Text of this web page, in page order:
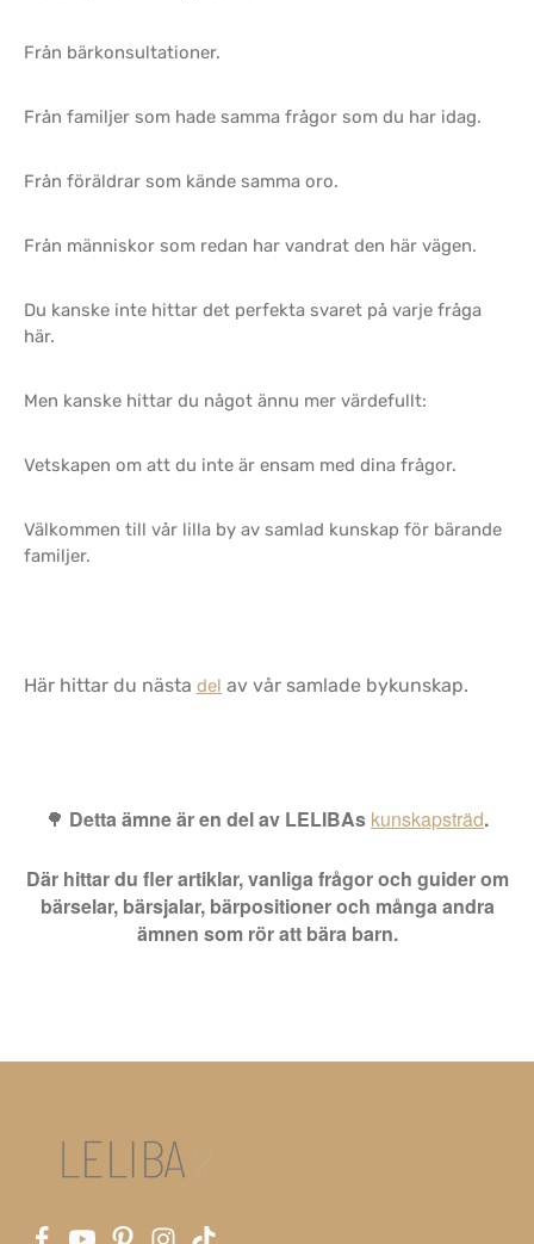
Från bärkonsultationer.
Från familjer som hade samma frågor som du har idag.
Från föräldrar som kände samma oro.
Från människor som redan har vandrat den här vägen.
Du kanske inte hittar det perfekta svaret på varje fråga
här.
Men kanske hittar du något ännu mer värdefullt:
Vetskapen om att du inte är ensam med dina frågor.
Välkommen till vår lilla by av samlad kunskap för bärande
familjer.
Här hittar du nästa del av vår samlade bykunskap.
🌳 Detta ämne är en del av LELIBAs kunskapsträd.
Där hittar du fler artiklar, vanliga frågor och guider om
bärselar, bärsjalar, bärpositioner och många andra
ämnen som rör att bära barn.